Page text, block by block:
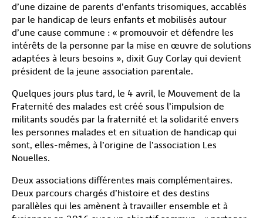
d’une dizaine de parents d’enfants trisomiques, accablés
par le handicap de leurs enfants et mobilisés autour
d’une cause commune : « promouvoir et défendre les
intérêts de la personne par la mise en œuvre de solutions
adaptées à leurs besoins », dixit Guy Corlay qui devient
président de la jeune association parentale.
Quelques jours plus tard, le 4 avril, le Mouvement de la
Fraternité des malades est créé sous l’impulsion de
militants soudés par la fraternité et la solidarité envers
les personnes malades et en situation de handicap qui
sont, elles-mêmes, à l’origine de l’association Les
Nouelles.
Deux associations différentes mais complémentaires.
Deux parcours chargés d’histoire et des destins
parallèles qui les amènent à travailler ensemble et à